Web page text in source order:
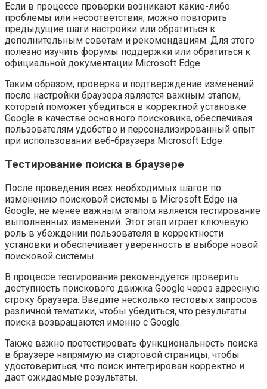
Если в процессе проверки возникают какие-либо
проблемы или несоответствия, можно повторить
предыдущие шаги настройки или обратиться к
дополнительным советам и рекомендациям. Для этого
полезно изучить форумы поддержки или обратиться к
официальной документации Microsoft Edge.
Таким образом, проверка и подтверждение изменений
после настройки браузера является важным этапом,
который поможет убедиться в корректной установке
Google в качестве основного поисковика, обеспечивая
пользователям удобство и персонализированный опыт
при использовании веб-браузера Microsoft Edge.
Тестирование поиска в браузере
После проведения всех необходимых шагов по
изменению поисковой системы в Microsoft Edge на
Google, не менее важным этапом является тестирование
выполненных изменений. Этот этап играет ключевую
роль в убеждении пользователя в корректности
установки и обеспечивает уверенность в выборе новой
поисковой системы.
В процессе тестирования рекомендуется проверить
доступность поискового движка Google через адресную
строку браузера. Введите несколько тестовых запросов
различной тематики, чтобы убедиться, что результаты
поиска возвращаются именно с Google.
Также важно протестировать функциональность поиска
в браузере напрямую из стартовой страницы, чтобы
удостовериться, что поиск интегрирован корректно и
дает ожидаемые результаты.